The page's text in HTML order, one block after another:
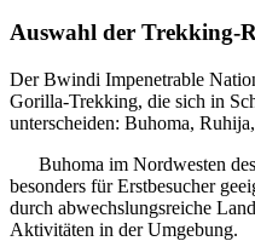
Auswahl der Trekking-
Der Bwindi Impenetrable
Gorilla-Trekking, die sich in
unterscheiden: Buhoma,
Buhoma im Nordwesten
besonders für Erstbesucher
durch abwechslungsreiche
Aktivitäten in der Umgebung.